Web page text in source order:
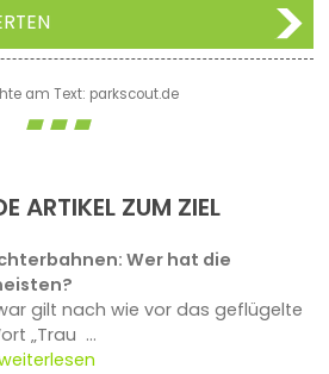
am Text: parkscout.de
ARTIKEL ZUM ZIEL
Wer hat die
gilt nach wie vor das geflügelte
„Trau ...